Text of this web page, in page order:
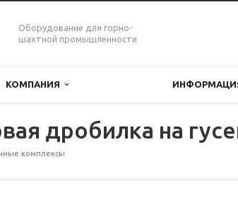
Оборудование для горно-
шахтной промышленности
КОМПАНИЯ
дробилка на
комплексы